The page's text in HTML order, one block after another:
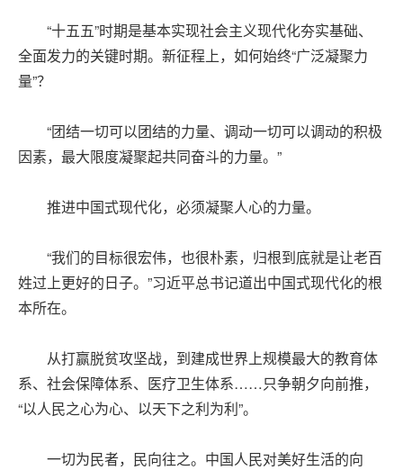
“十五五”时期是基本实现社会主义现代化夯实基础、
全面发力的关键时期。新征程上，如何始终“广泛凝聚力
量”？
“团结一切可以团结的力量、调动一切可以调动的积极
因素，最大限度凝聚起共同奋斗的力量。”
推进中国式现代化，必须凝聚人心的力量。
“我们的目标很宏伟，也很朴素，归根到底就是让老百
姓过上更好的日子。”习近平总书记道出中国式现代化的根
本所在。
从打赢脱贫攻坚战，到建成世界上规模最大的教育体
系、社会保障体系、医疗卫生体系……只争朝夕向前推，
“以人民之心为心、以天下之利为利”。
一切为民者，民向往之。中国人民对美好生活的向